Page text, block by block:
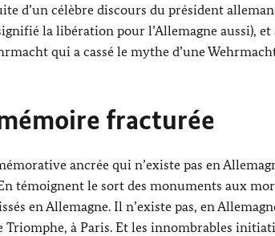
d’un célèbre discours du président
la libération pour l’Allemagne aussi), et
qui a cassé le mythe d’une
fracturée
ancrée qui n’existe pas en
témoignent le sort des monuments aux
en Allemagne. Il n’existe pas, en
à Paris. Et les innombrables